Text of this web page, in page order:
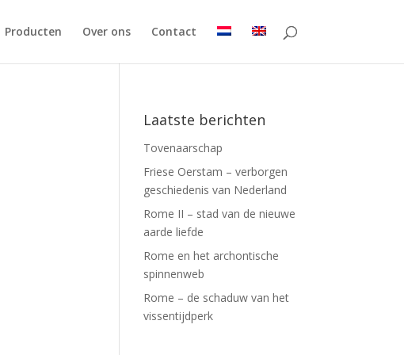
Producten Over ons Contact
Laatste berichten
Tovenaarschap
Friese Oerstam – verborgen
geschiedenis van Nederland
Rome II – stad van de nieuwe
aarde liefde
Rome en het archontische
spinnenweb
Rome – de schaduw van het
vissentijdperk